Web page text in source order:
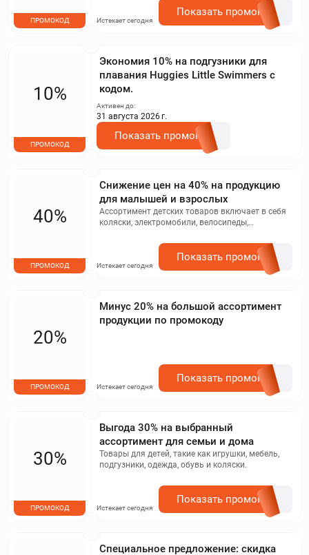
ПРОМОКОД Истекает сегодня
Показать промокод
Экономия 10% на подгузники для
плавания Huggies Little Swimmers с
кодом.
10%
ПРОМОКОД
Активен до:
31 августа 2026 г.
Показать промокод
Снижение цен на 40% на продукцию
для малышей и взрослых
Ассортимент детских товаров включает в себя
коляски, электромобили, велосипеды,
40%
ПРОМОКОД Истекает сегодня
Показать промокод
Минус 20% на большой ассортимент
продукции по промокоду
20%
ПРОМОКОД Истекает сегодня
Показать промокод
Выгода 30% на выбранный
ассортимент для семьи и дома
Товары для детей, такие как игрушки, мебель,
подгузники, одежда, обувь и коляски.
30%
ПРОМОКОД Истекает сегодня
Показать промокод
Специальное предложение: скидка